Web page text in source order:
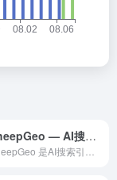
SheepGeo — AI搜索引擎领域的专业 AI 工具